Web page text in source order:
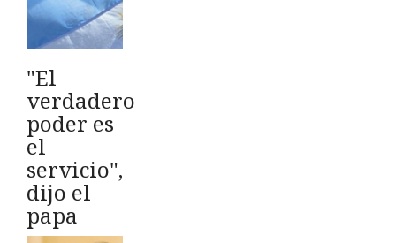
"El
verdadero
poder es
el
servicio",
dijo el
papa